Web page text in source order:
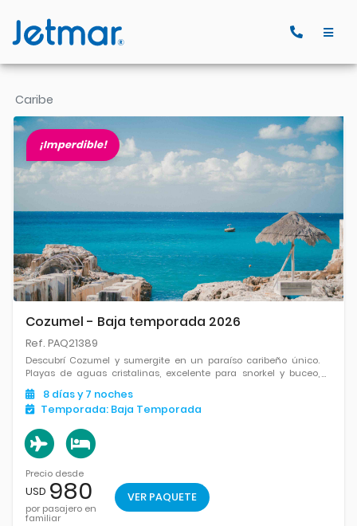
Caribe
¡Imperdible!
Cozumel - Baja temporada 2026
Ref. PAQ21389
Descubrí Cozumel y sumergite en un paraíso caribeño único.
Playas de aguas cristalinas, excelente para snorkel y buceo,
naturaleza y un entorno ideal para relajarte y disfrutar del mar
como nunca.
8 díasy 7 noches
Temporada: Baja Temporada
Precio desde
USD 980
por pasajero en
familiar
VER PAQUETE